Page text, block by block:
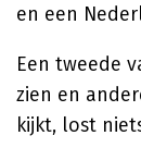
en een
Een tweede
zien en
kijkt, lost